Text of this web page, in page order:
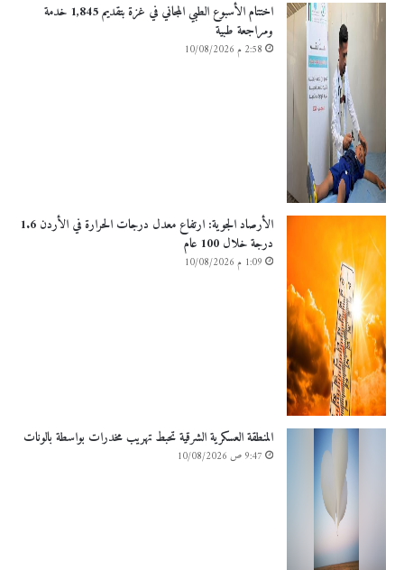
اختتام الأسبوع الطبي المجاني في غزة بتقديم 1,845 خدمة
ومراجعة طبية
2:58 م 10/08/2026
الأرصاد الجوية: ارتفاع معدل درجات الحرارة في الأردن 1.6
درجة خلال 100 عام
1:09 م 10/08/2026
المنطقة العسكرية الشرقية تحبط تهريب مخدرات بواسطة بالونات
9:47 ص 10/08/2026